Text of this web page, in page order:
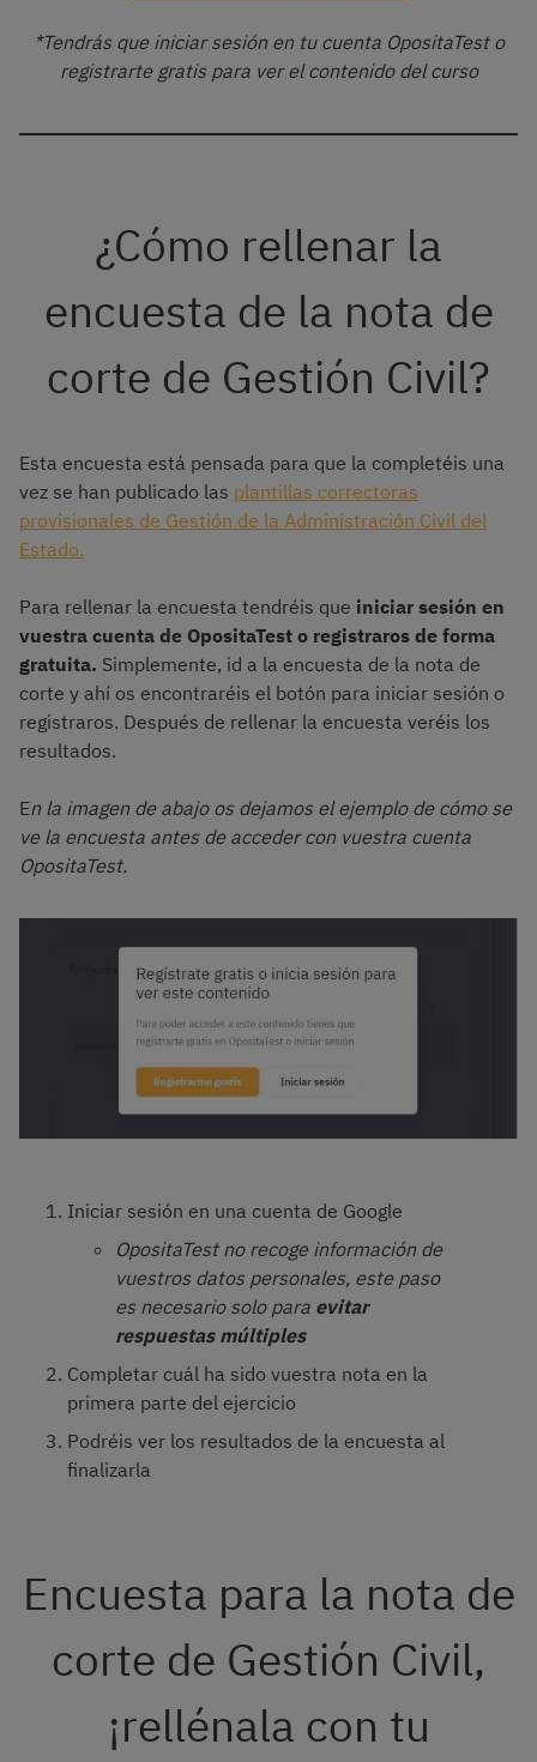
*Tendrás que iniciar sesión en tu cuenta OpositaTest o
registrarte gratis para ver el contenido del curso
¿Cómo rellenar la
encuesta de la nota de
corte de Gestión Civil?
Esta encuesta está pensada para que la completéis una
vez se han publicado las plantillas correctoras
provisionales de Gestión de la Administración Civil del
Estado.
Para rellenar la encuesta tendréis que iniciar sesión en
vuestra cuenta de OpositaTest o registraros de forma
gratuita. Simplemente, id a la encuesta de la nota de
corte y ahí os encontraréis el botón para iniciar sesión o
registraros. Después de rellenar la encuesta veréis los
resultados.
En la imagen de abajo os dejamos el ejemplo de cómo se
ve la encuesta antes de acceder con vuestra cuenta
OpositaTest.
Iniciar sesión en una cuenta de Google
OpositaTest no recoge información de
vuestros datos personales, este paso
es necesario solo para evitar
respuestas múltiples
Completar cuál ha sido vuestra nota en la
primera parte del ejercicio
Podréis ver los resultados de la encuesta al
finalizarla
Encuesta para la nota de
corte de Gestión Civil,
¡rellénala con tu